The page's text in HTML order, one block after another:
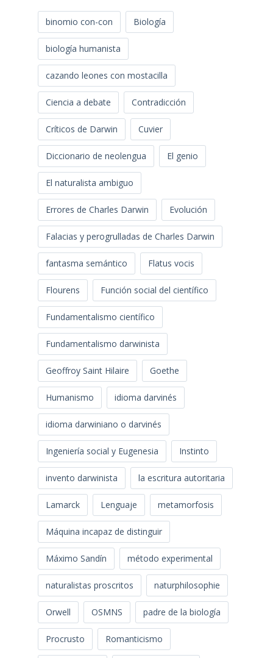
binomio con-con Biología
biología humanista
cazando leones con mostacilla
Ciencia a debate Contradicción
Críticos de Darwin Cuvier
Diccionario de neolengua El genio
El naturalista ambiguo
Errores de Charles Darwin Evolución
Falacias y perogrulladas de Charles Darwin
fantasma semántico Flatus vocis
Flourens Función social del científico
Fundamentalismo científico
Fundamentalismo darwinista
Geoffroy Saint Hilaire Goethe
Humanismo idioma darvinés
idioma darwiniano o darvinés
Ingeniería social y Eugenesia Instinto
invento darwinista la escritura autoritaria
Lamarck Lenguaje metamorfosis
Máquina incapaz de distinguir
Máximo Sandín método experimental
naturalistas proscritos naturphilosophie
Orwell OSMNS padre de la biología
Procrusto Romanticismo